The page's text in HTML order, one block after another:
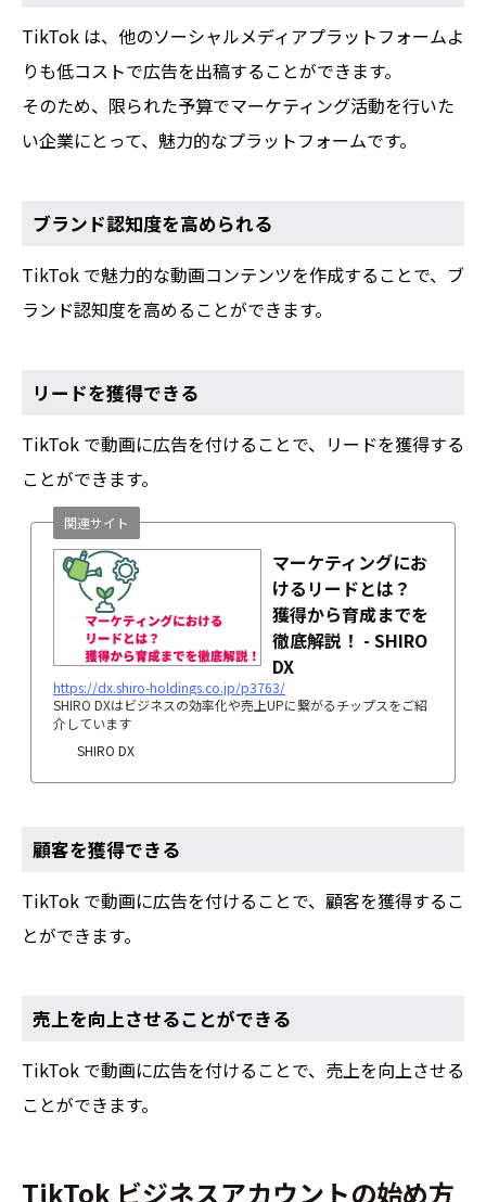
TikTok は、他のソーシャルメディアプラットフォームよ
りも低コストで広告を出稿することができます。
そのため、限られた予算でマーケティング活動を行いた
い企業にとって、魅力的なプラットフォームです。
ブランド認知度を高められる
TikTok で魅力的な動画コンテンツを作成することで、ブ
ランド認知度を高めることができます。
リードを獲得できる
TikTok で動画に広告を付けることで、リードを獲得する
ことができます。
マーケティングにお
けるリードとは？
獲得から育成までを
徹底解説！ - SHIRO
DX
https://dx.shiro-holdings.co.jp/p3763/
SHIRO DXはビジネスの効率化や売上UPに繋がるチップスをご紹
介しています
SHIRO DX
関連サイト
顧客を獲得できる
TikTok で動画に広告を付けることで、顧客を獲得するこ
とができます。
売上を向上させることができる
TikTok で動画に広告を付けることで、売上を向上させる
ことができます。
TikTok ビジネスアカウントの始め方